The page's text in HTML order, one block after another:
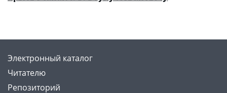
Электронный каталог
Читателю
Репозиторий